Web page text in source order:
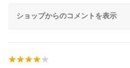
ショップからのコメントを表示